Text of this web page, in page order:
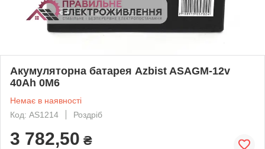
Акумуляторна батарея Azbist ASAGM-12v
40Ah 0M6
Немає в наявності
Код: AS1214
Роздріб
3 782,50 ₴